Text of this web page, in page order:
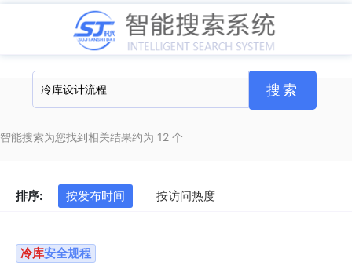
智能搜索为您找到相关结果约为 12 个
排序: 按发布时间 按访问热度
冷库安全规程